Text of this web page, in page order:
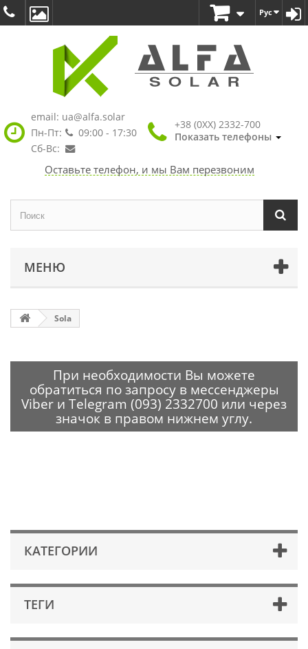
Рус
email: ua@alfa.solar
Пн-Пт:
09:00 - 17:30
Сб-Вс:
+38 (0XX) 2332-700
Показать телефоны
Оставьте телефон, и мы Вам перезвоним
МЕНЮ
Sola
При необходимости Вы можете
обратиться по запросу в мессенджеры
Viber и Telegram (093) 2332700 или через
значок в правом нижнем углу.
КАТЕГОРИИ
ТЕГИ